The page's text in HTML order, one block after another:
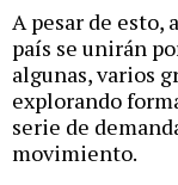
A pesar de esto,
país se unirán
algunas, varios
explorando
serie de
movimiento.